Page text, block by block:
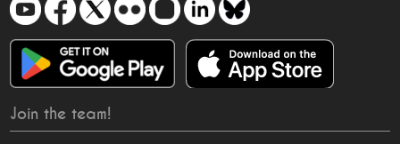
Join the team!